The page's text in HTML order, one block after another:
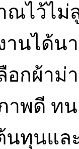
ณไว้ไม่
นได้น
อกผ้าม่
าพดี
ทุนแล